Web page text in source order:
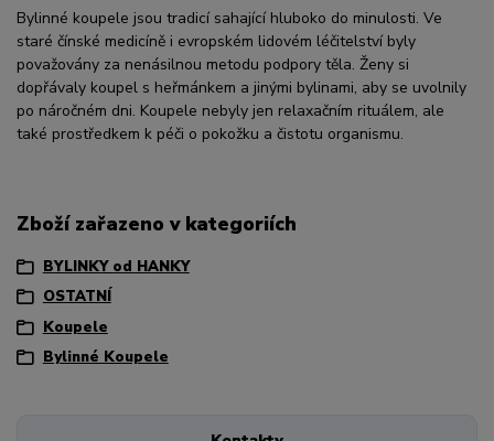
Bylinné koupele jsou tradicí sahající hluboko do minulosti. Ve
staré čínské medicíně i evropském lidovém léčitelství byly
považovány za nenásilnou metodu podpory těla. Ženy si
dopřávaly koupel s heřmánkem a jinými bylinami, aby se uvolnily
po náročném dni. Koupele nebyly jen relaxačním rituálem, ale
také prostředkem k péči o pokožku a čistotu organismu.
Zboží zařazeno v kategoriích
BYLINKY od HANKY
OSTATNÍ
Koupele
Bylinné Koupele